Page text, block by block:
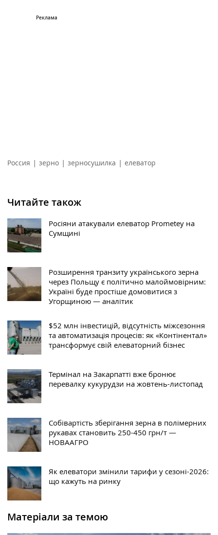
Россия | зерно | зерносушилка | елеватор
Читайте також
Росіяни атакували елеватор Prometey на
Сумщині
Розширення транзиту українського зерна
через Польщу є політично малоймовірним:
Україні буде простіше домовитися з
Угорщиною — аналітик
$52 млн інвестицій, відсутність міжсезоння
та автоматизація процесів: як «Контінентал»
трансформує свій елеваторний бізнес
Термінал на Закарпатті вже бронює
перевалку кукурудзи на жовтень-листопад
Собівартість зберігання зерна в полімерних
рукавах становить 250-450 грн/т —
НОВААГРО
Як елеватори змінили тарифи у сезоні-2026:
що кажуть на ринку
Матеріали за темою